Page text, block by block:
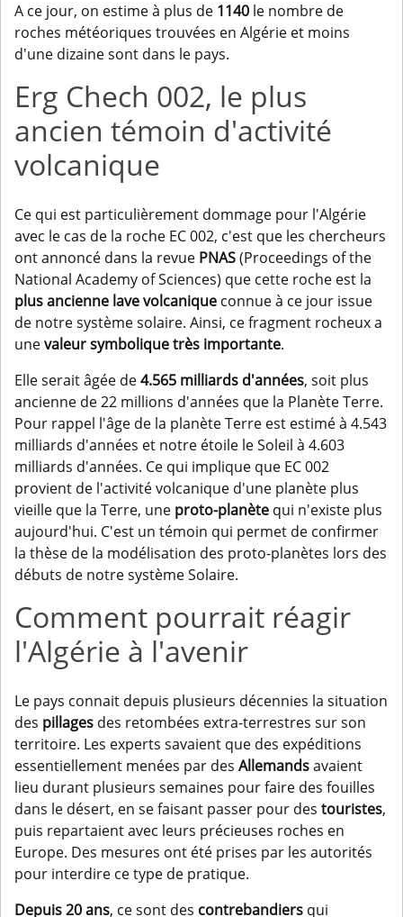
A ce jour, on estime à plus de 1140 le nombre de
roches météoriques trouvées en Algérie et moins
d'une dizaine sont dans le pays.
Erg Chech 002, le plus
ancien témoin d'activité
volcanique
Ce qui est particulièrement dommage pour l'Algérie
avec le cas de la roche EC 002, c'est que les chercheurs
ont annoncé dans la revue PNAS(Proceedings of the
National Academy of Sciences) que cette roche est la
plus ancienne lave volcanique connue à ce jour issue
de notre système solaire. Ainsi, ce fragment rocheux a
unevaleur symbolique très importante.
Elle serait âgée de4.565 milliards d'années, soit plus
ancienne de 22 millions d'années que la Planète Terre.
Pour rappel l'âge de la planète Terre est estimé à 4.543
milliards d'années et notre étoile le Soleil à 4.603
milliards d'années. Ce qui implique que EC 002
provient de l'activité volcanique d'une planète plus
vieille que la Terre, une proto-planète qui n'existe plus
aujourd'hui. C'est un témoin qui permet de confirmer
la thèse de la modélisation des proto-planètes lors des
débuts de notre système Solaire.
Comment pourrait réagir
l'Algérie à l'avenir
Le pays connait depuis plusieurs décennies la situation
des pillages des retombées extra-terrestres sur son
territoire. Les experts savaient que des expéditions
essentiellement menées par des Allemandsavaient
lieu durant plusieurs semaines pour faire des fouilles
dans le désert, en se faisant passer pour des touristes,
puis repartaient avec leurs précieuses roches en
Europe. Des mesures ont été prises par les autorités
pour interdire ce type de pratique.
Depuis 20 ans, ce sont des contrebandiers qui